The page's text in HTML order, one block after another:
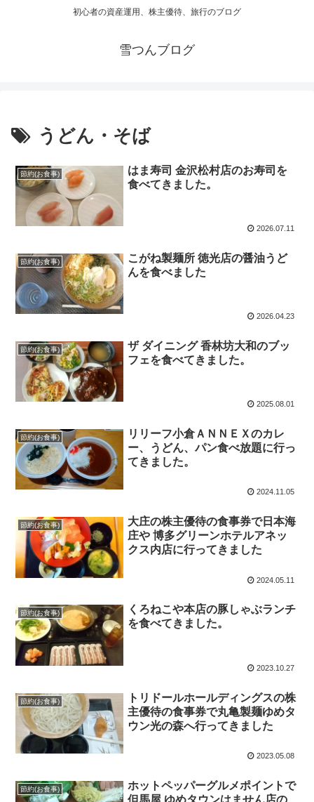
初心者の資産運用、株主優待、旅行のブログ
雪つんブログ
うどん・そば
節約(お食事)
はま寿司 金沢松村店のお寿司を
食べてきました。
2026.07.11
節約(お食事)
こがね製麺所 徳光店の醤油うど
んを食べました
2026.04.23
節約(お食事)
ザ ダイニング 香林坊大和のブッ
フェを食べてきました。
2025.08.01
節約(お食事)
リリーフ小倉ＡＮＮＥＸのカレ
ー、うどん、パン食べ放題に行っ
てきました。
2024.11.05
節約(お食事)
大庄の株主優待の食事券で日本海
庄や 博多グリーンホテルアネッ
クス内店に行ってきました
2024.05.11
節約(お食事)
くろねこや本店の豚しゃぶランチ
を食べてきました。
2023.10.27
節約(お食事)
トリドールホールディングスの株
主優待の食事券で丸亀製麺ゆめタ
ウン光の森へ行ってきました
2023.05.08
節約(お食事)
ホットペッパーグルメポイントで
但馬屋 ゆめタウンはません店の